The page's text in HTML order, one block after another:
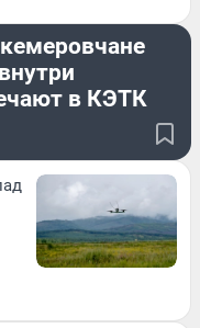
в КЭТК